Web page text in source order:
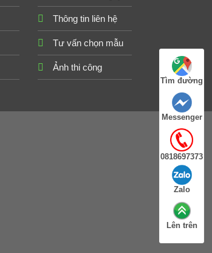
Thông tin liên hệ
Tư vấn chọn mẫu
Ảnh thi công
Tìm đường
Messenger
0818697373
Zalo
Lên trên